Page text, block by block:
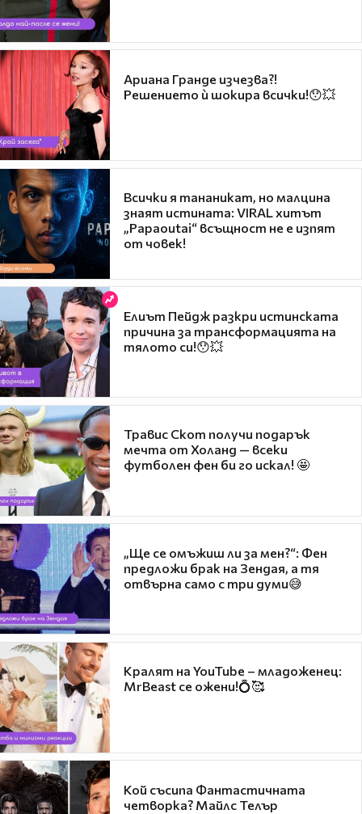
Ариана Гранде изчезва?!
Решението ѝ шокира всички!😯💥
Всички я тананикат, но малцина
знаят истината: VIRAL хитът
„Papaoutai“ всъщност не е изпят
от човек!
Елиът Пейдж разкри истинската
причина за трансформацията на
тялото си!😯💥
Травис Скот получи подарък
мечта от Холанд — всеки
футболен фен би го искал! 🤩
„Ще се омъжиш ли за мен?“: Фен
предложи брак на Зендая, а тя
отвърна само с три думи😅
Кралят на YouTube – младоженец:
MrBeast се ожени!💍🥰
Кой съсипа Фантастичната
четворка? Майлс Телър